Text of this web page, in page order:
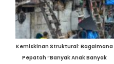
Kemiskinan Struktural: Bagaimana
Pepatah “Banyak Anak Banyak